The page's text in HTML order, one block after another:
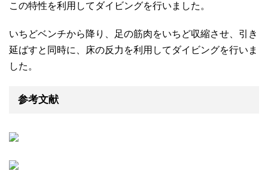
この特性を利用してダイビングを行いました。
いちどベンチから降り、足の筋肉をいちど収縮させ、引き
延ばすと同時に、床の反力を利用してダイビングを行いま
した。
参考文献